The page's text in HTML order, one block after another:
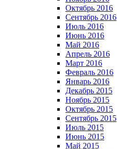
Октябрь 2016
Сентябрь 2016
Июль 2016
Июнь 2016
Май 2016
Апрель 2016
Март 2016
Февраль 2016
Январь 2016
Декабрь 2015
Ноябрь 2015
Октябрь 2015
Сентябрь 2015
Июль 2015
Июнь 2015
Май 2015